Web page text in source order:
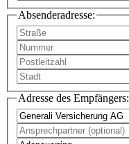
Absenderadresse:
Adresse des Empfängers: